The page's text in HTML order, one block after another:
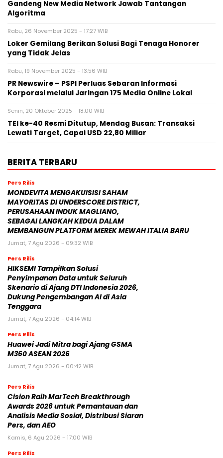
Gandeng New Media Network Jawab Tantangan
Algoritma
Rabu, 26 November 2025 - 17:27 WIB
Loker Gemilang Berikan Solusi Bagi Tenaga Honorer
yang Tidak Jelas
Rabu, 19 November 2025 - 13:56 WIB
PR Newswire – PSPI Perluas Sebaran Informasi
Korporasi melalui Jaringan 175 Media Online Lokal
Senin, 20 Oktober 2025 - 18:00 WIB
TEI ke-40 Resmi Ditutup, Mendag Busan: Transaksi
Lewati Target, Capai USD 22,80 Miliar
BERITA TERBARU
Pers Rilis
MONDEVITA MENGAKUISISI SAHAM
MAYORITAS DI UNDERSCORE DISTRICT,
PERUSAHAAN INDUK MAGLIANO,
SEBAGAI LANGKAH KEDUA DALAM
MEMBANGUN PLATFORM MEREK MEWAH ITALIA BARU
Jumat, 7 Agu 2026 - 09:32 WIB
Pers Rilis
HIKSEMI Tampilkan Solusi
Penyimpanan Data untuk Seluruh
Skenario di Ajang DTI Indonesia 2026,
Dukung Pengembangan AI di Asia
Tenggara
Jumat, 7 Agu 2026 - 04:14 WIB
Pers Rilis
Huawei Jadi Mitra bagi Ajang GSMA
M360 ASEAN 2026
Jumat, 7 Agu 2026 - 00:42 WIB
Pers Rilis
Cision Raih MarTech Breakthrough
Awards 2026 untuk Pemantauan dan
Analisis Media Sosial, Distribusi Siaran
Pers, dan AEO
Kamis, 6 Agu 2026 - 17:00 WIB
Pers Rilis